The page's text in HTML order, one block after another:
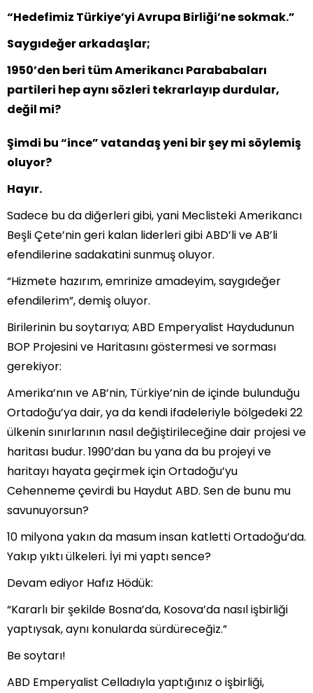
“Hedefimiz Türkiye’yi Avrupa Birliği’ne sokmak.”
Saygıdeğer arkadaşlar;
1950’den beri tüm Amerikancı Parababaları
partileri hep aynı sözleri tekrarlayıp durdular,
değil mi?
Şimdi bu “ince” vatandaş yeni bir şey mi söylemiş
oluyor?
Hayır.
Sadece bu da diğerleri gibi, yani Meclisteki Amerikancı
Beşli Çete’nin geri kalan liderleri gibi ABD’li ve AB’li
efendilerine sadakatini sunmuş oluyor.
“Hizmete hazırım, emrinize amadeyim, saygıdeğer
efendilerim”, demiş oluyor.
Birilerinin bu soytarıya; ABD Emperyalist Haydudunun
BOP Projesini ve Haritasını göstermesi ve sorması
gerekiyor:
Amerika’nın ve AB’nin, Türkiye’nin de içinde bulunduğu
Ortadoğu’ya dair, ya da kendi ifadeleriyle bölgedeki 22
ülkenin sınırlarının nasıl değiştirileceğine dair projesi ve
haritası budur. 1990’dan bu yana da bu projeyi ve
haritayı hayata geçirmek için Ortadoğu’yu
Cehenneme çevirdi bu Haydut ABD. Sen de bunu mu
savunuyorsun?
10 milyona yakın da masum insan katletti Ortadoğu’da.
Yakıp yıktı ülkeleri. İyi mi yaptı sence?
Devam ediyor Hafız Hödük:
“Kararlı bir şekilde Bosna’da, Kosova’da nasıl işbirliği
yaptıysak, aynı konularda sürdüreceğiz.”
Be soytarı!
ABD Emperyalist Celladıyla yaptığınız o işbirliği,